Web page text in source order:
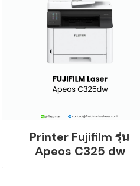
Printer Fujifilm รุ่น
Apeos C325 dw